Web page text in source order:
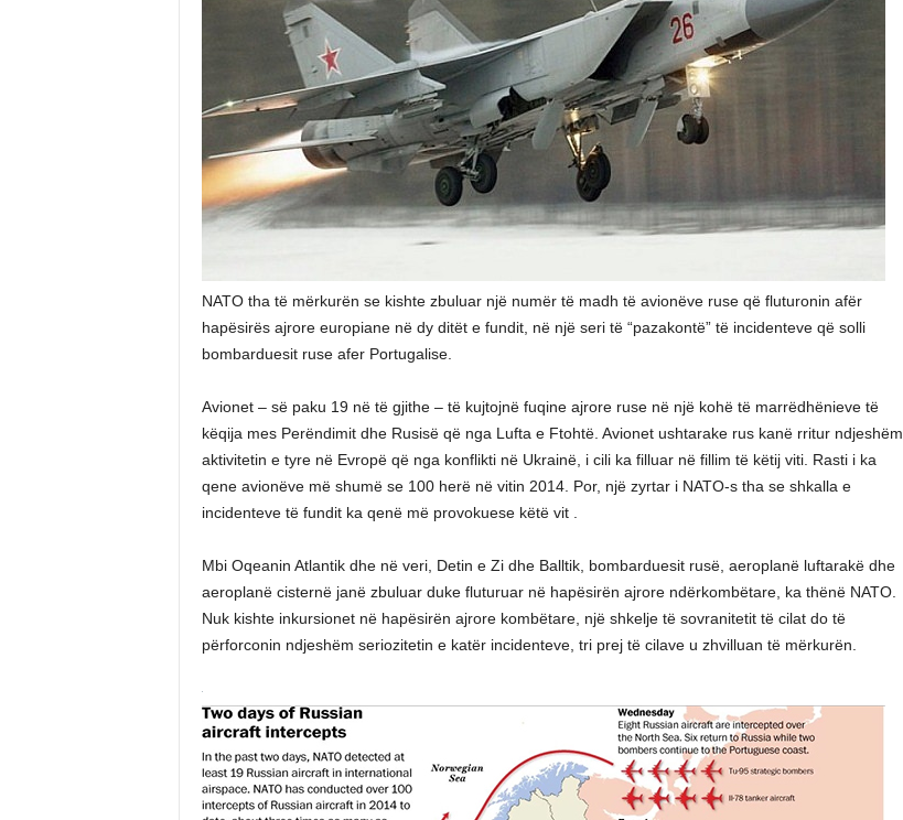
NATO tha të mërkurën se kishte zbuluar një numër të madh të avionëve ruse që fluturonin afër
hapësirës ajrore europiane në dy ditët e fundit, në një seri të “pazakontë” të incidenteve që solli
bombarduesit ruse afer Portugalise.
Avionet – së paku 19 në të gjithe – të kujtojnë fuqine ajrore ruse në një kohë të marrëdhënieve të
këqija mes Perëndimit dhe Rusisë që nga Lufta e Ftohtë. Avionet ushtarake rus kanë rritur ndjeshëm
aktivitetin e tyre në Evropë që nga konflikti në Ukrainë, i cili ka filluar në fillim të këtij viti. Rasti i ka
qene avionëve më shumë se 100 herë në vitin 2014. Por, një zyrtar i NATO-s tha se shkalla e
incidenteve të fundit ka qenë më provokuese këtë vit .
Mbi Oqeanin Atlantik dhe në veri, Detin e Zi dhe Balltik, bombarduesit rusë, aeroplanë luftarakë dhe
aeroplanë cisternë janë zbuluar duke fluturuar në hapësirën ajrore ndërkombëtare, ka thënë NATO.
Nuk kishte inkursionet në hapësirën ajrore kombëtare, një shkelje të sovranitetit të cilat do të
përforconin ndjeshëm seriozitetin e katër incidenteve, tri prej të cilave u zhvilluan të mërkurën.